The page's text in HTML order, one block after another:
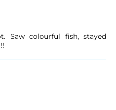
Saw colourful fish, stayed